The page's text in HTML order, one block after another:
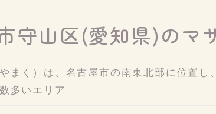
守山区(愛知県)のマ
まく）は、名古屋市の南東北部に位置し
多いエリア